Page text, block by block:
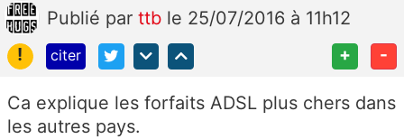
Publié par ttb le 25/07/2016 à 11h12
!
citer + -
Ca explique les forfaits ADSL plus chers dans
les autres pays.